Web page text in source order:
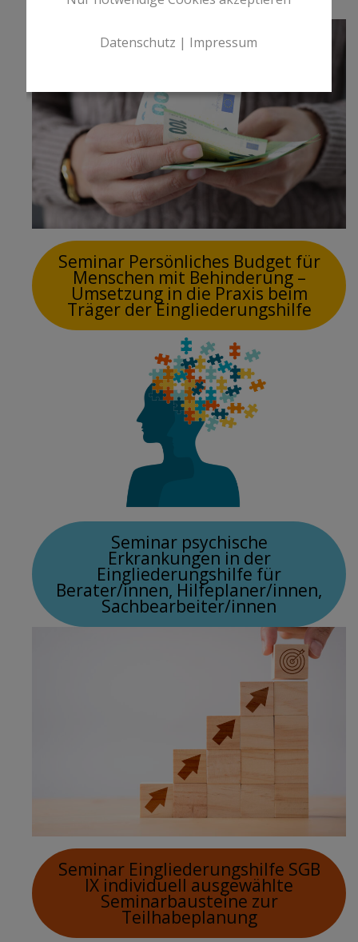
Seminar Persönliches Budget für
Menschen mit Behinderung –
Umsetzung in die Praxis beim
Träger der Eingliederungshilfe
Seminar psychische
Erkrankungen in der
Eingliederungshilfe für
Berater/innen, Hilfeplaner/innen,
Sachbearbeiter/innen
Seminar Eingliederungshilfe SGB
IX individuell ausgewählte
Seminarbausteine zur
Teilhabeplanung
Datenschutz | Impressum